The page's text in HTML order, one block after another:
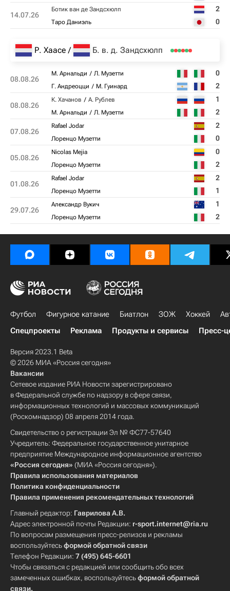
14.07.26
Ботик ван де Зандсхюлп 2
Таро Даниэль 0
Р. Хаасе Б. в. д. Зандсхюлп
08.08.26
М. Арнальди Л. Музетти 0
Г. Андреоцци М. Гуинард 2
08.08.26
К. Хачанов А. Рублев 1
М. Арнальди Л. Музетти 2
07.08.26
Rafael Jodar 2
Лоренцо Музетти 0
05.08.26
Nicolas Mejia 0
Лоренцо Музетти 2
01.08.26
Rafael Jodar 2
Лоренцо Музетти 1
29.07.26
Александр Вукич 1
Лоренцо Музетти 2
Футбол Фигурное катание Биатлон ЗОЖ Хоккей
Спецпроекты
Реклама Продукты и сервисы Пресс-
Версия 2023.1 Beta
© 2026 МИА «Россия сегодня»
Вакансии
Сетевое издание РИА Новости зарегистрировано
в Федеральной службе по надзору в сфере связи,
информационных технологий и массовых коммуникаций
(Роскомнадзор) 08 апреля 2014 года.
Свидетельство о регистрации Эл № ФС77-57640
Учредитель: Федеральное государственное унитарное
предприятие Международное информационное агентство
«Россия сегодня» (МИА «Россия сегодня»).
Правила использования материалов
Политика конфиденциальности
Правила применения рекомендательных технологий
Главный редактор: Гаврилова А.В.
Адрес электронной почты Редакции: r-sport.internet@ria.ru
По вопросам размещения пресс-релизов и рекламы
воспользуйтесьформой обратной связи
Телефон Редакции: 7 (495) 645-6601
Чтобы связаться с редакцией или сообщить обо всех
замеченных ошибках, воспользуйтесьформой обратной
связи.